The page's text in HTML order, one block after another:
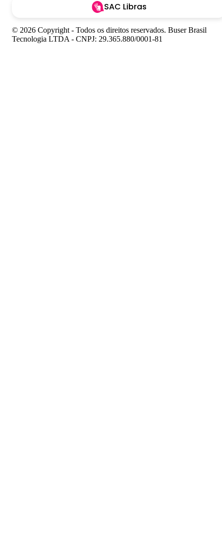
SAC Libras
© 2026 Copyright - Todos os direitos reservados. Buser Brasil
Tecnologia LTDA - CNPJ: 29.365.880/0001-81